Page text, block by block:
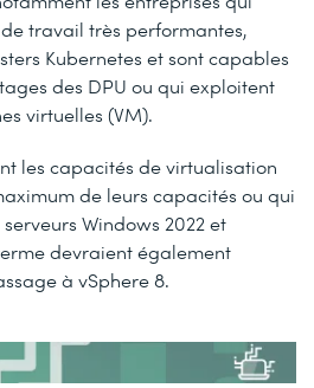
travail très performantes,
Kubernetes et sont capables
des DPU ou qui exploitent
virtuelles (VM).
les capacités de virtualisation
de leurs capacités ou qui
Windows 2022 et
devraient également
à vSphere 8.